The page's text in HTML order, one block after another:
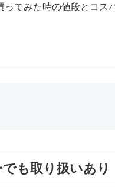
ってみた時の値段とコス
も取り扱いあり